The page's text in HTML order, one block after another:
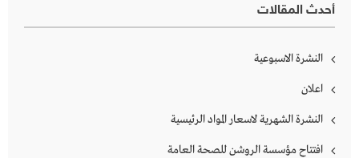
أحدث المقالات
النشرة الاسبوعية
اعلان
النشرة الشهرية لاسعار المواد الرئيسية
افتتاح مؤسسة الروشن للصحة العامة